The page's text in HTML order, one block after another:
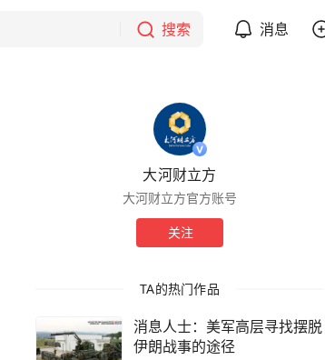
搜索 消息
大河财立方
大河财立方官方账号
关注
TA的热门作品
消息人士：美军高层寻找摆脱
伊朗战事的途径